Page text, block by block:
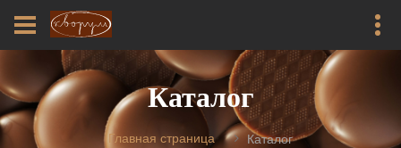
Каталог
Главная страница Каталог